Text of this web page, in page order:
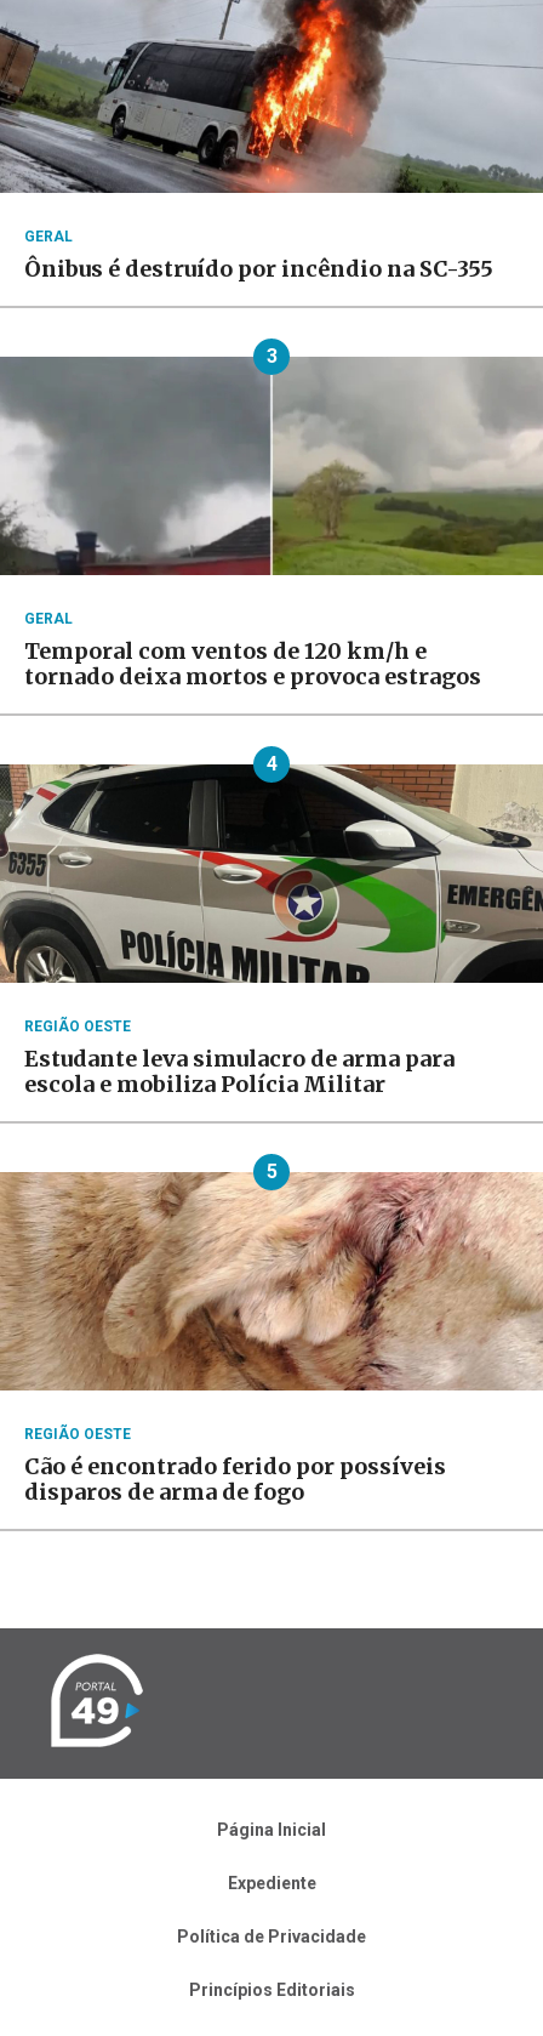
GERAL
Ônibus é destruído por incêndio na SC-355
3
GERAL
Temporal com ventos de 120 km/h e
tornado deixa mortos e provoca estragos
4
REGIÃO OESTE
Estudante leva simulacro de arma para
escola e mobiliza Polícia Militar
5
REGIÃO OESTE
Cão é encontrado ferido por possíveis
disparos de arma de fogo
Página Inicial
Expediente
Política de Privacidade
Princípios Editoriais